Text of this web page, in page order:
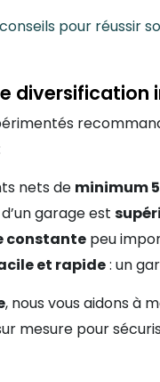
pour réussir
diversification
nets de minimum 5
d’un garage est
constante peu
et rapide: un
, nous vous aidons à
mesure pour